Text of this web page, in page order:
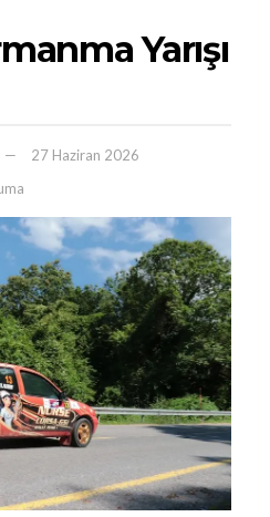
Yarışı
27 Haziran 2026